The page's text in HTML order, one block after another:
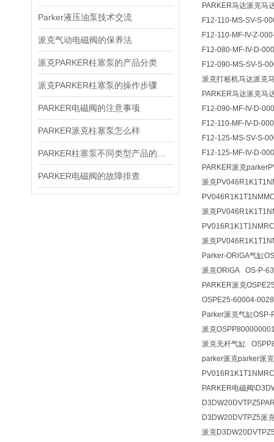
Parker液压油泵技术交流
派克气动电磁阀的保养法
派克PARKER柱塞泵的产品分类
派克PARKER柱塞泵的操作步骤
PARKER电磁阀的注意事项
PARKER派克柱塞泵怎么样
PARKER电磁阀的故障排查
PARKER马达派克马
F12-110-MS-SV-S-
F12-110-MF-IV-Z-
F12-080-MF-IV-D-
F12-090-MS-SV-S-
派克打桩机马达派克
PARKER马达派克马
F12-090-MF-IV-D-
F12-110-MF-IV-D-
F12-125-MS-SV-S-
F12-125-MF-IV-D-
PARKER派克
派克
派克
派克
Parker-ORlGA气缸
派克ORlGA OS-P-
PARKER派克
OSPE25-60004-
Parker派克气缸
派克
派克无杆气缸
parker派克parker派
PARKER电磁阀
D3DW20DVTPZ5派
派克